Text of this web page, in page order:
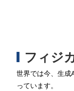
フィジ
世界では今、生成
っています。